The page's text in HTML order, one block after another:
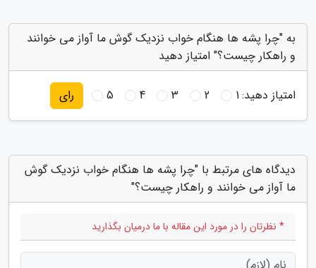
به "چرا پشه ها هنگام خواب نزدیک گوش ما آواز می خوانند
و راهکار چیست؟" امتیاز دهید
امتیاز دهید:1
2
3
4
5 رای
دیدگاه های مرتبط با "چرا پشه ها هنگام خواب نزدیک گوش
ما آواز می خوانند و راهکار چیست؟"
* نظرتان را در مورد این مقاله با ما درمیان بگذارید